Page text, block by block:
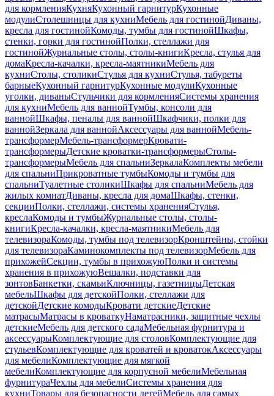
для кормленияКухняКухонный гарнитурКухонные
модулиСтолешницы для кухниМебель для гостинойДиваны,
кресла для гостинойКомоды, тумбы для гостинойШкафы,
стенки, горки для гостинойПолки, стеллажи для
гостинойЖурнальные столы, столы-книгиКресла, стулья для
домаКресла-качалки, кресла-маятникиМебель для
кухниСтолы, столикиСтулья для кухниСтулья, табуреты
барныеКухонный гарнитурКухонные модулиКухонные
уголки, диваныСтульчики для кормленияСистемы хранения
для кухниМебель для ваннойТумбы, консоли для
ваннойШкафы, пеналы для ваннойШкафчики, полки для
ваннойЗеркала для ваннойАксессуары для ваннойМебель-
трансформерМебель-трансформерКровати-
трансформерыДетские кроватки-трансформерыСтолы-
трансформерыМебель для спальниЗеркалаКомплекты мебели
для спальниПрикроватные тумбыКомоды и тумбы для
спальниТуалетные столикиШкафы для спальниМебель для
жилых комнатДиваны, кресла для домаШкафы, стенки,
секцииПолки, стеллажи, системы храненияСтулья,
креслаКомоды и тумбыЖурнальные столы, столы-
книгиКресла-качалки, кресла-маятникиМебель для
телевизораКомоды, тумбы под телевизорКронштейны, стойки
для телевизораКаминокомплекты под телевизорМебель для
прихожейСекции, тумбы в прихожуюПолки и системы
хранения в прихожуюВешалки, подставки для
зонтовБанкетки, скамьиКлючницы, газетницыДетская
мебельШкафы для детскойПолки, стеллажи для
детскойДетские комодыКровати детскиеДетские
матрасыМатрасы в кроваткуНаматрасники, защитные чехлы
детскиеМебель для детского садаМебельная фурнитура и
аксессуарыКомплектующие для столовКомплектующие для
стульевКомплектующие для кроватей и кроватокАксессуары
для мебелиКомплектующие для мягкой
мебелиКомплектующие для корпусной мебелиМебельная
фурнитураЧехлы для мебелиСистемы хранения для
кухниТовары для безопасности детейМебель для самых